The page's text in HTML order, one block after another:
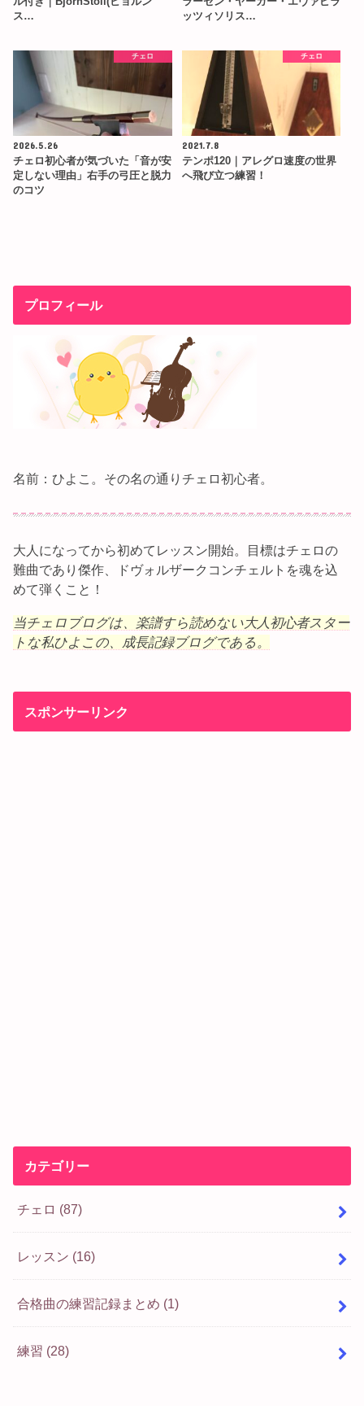
ス…
ッツィソリス…
チェロ
2026.5.26
チェロ初心者が気づいた「音が安
定しない理由」右手の弓圧と脱力
のコツ
チェロ
2021.7.8
テンポ120｜アレグロ速度の世界
へ飛び立つ練習！
プロフィール
名前：ひよこ。その名の通りチェロ初心者。
大人になってから初めてレッスン開始。目標はチェロの
難曲であり傑作、ドヴォルザークコンチェルトを魂を込
めて弾くこと！
当チェロブログは、楽譜すら読めない大人初心者スター
トな私ひよこの、成長記録ブログである。
スポンサーリンク
カテゴリー
チェロ (87)
レッスン (16)
合格曲の練習記録まとめ (1)
練習 (28)